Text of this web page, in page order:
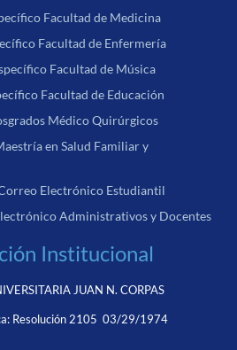
Facultad de Medicina
Facultad de Enfermería
Facultad de Música
Facultad de Educación
Médico Quirúrgicos
en Salud Familiar y
Electrónico Estudiantil
Administrativos y Docentes
Institucional
JUAN N. CORPAS
Resolución 2105 03/29/1974